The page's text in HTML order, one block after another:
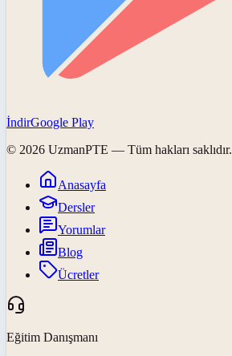
İndirGoogle Play
© 2026 UzmanPTE — Tüm hakları saklıdır.
Anasayfa
Dersler
Yorumlar
Blog
Ücretler
Eğitim Danışmanı